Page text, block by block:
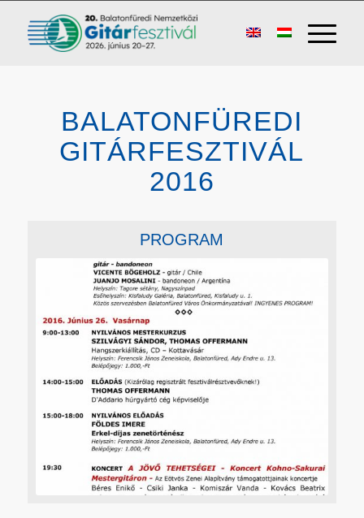
BALATONFÜREDI
GITÁRFESZTIVÁL
2016
PROGRAM